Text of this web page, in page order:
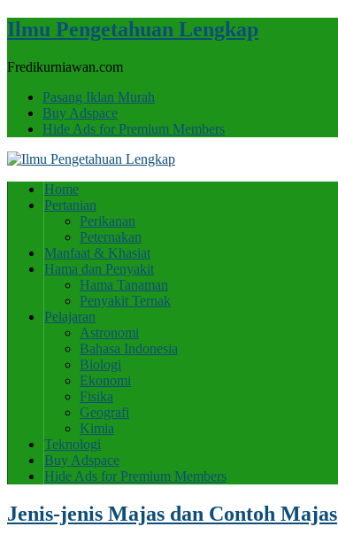
Ilmu Pengetahuan Lengkap
Fredikurniawan.com
Pasang Iklan Murah
Buy Adspace
Hide Ads for Premium Members
Home
Pertanian
Perikanan
Peternakan
Manfaat & Khasiat
Hama dan Penyakit
Hama Tanaman
Penyakit Ternak
Pelajaran
Astronomi
Bahasa Indonesia
Biologi
Ekonomi
Fisika
Geografi
Kimia
Teknologi
Buy Adspace
Hide Ads for Premium Members
Jenis-jenis Majas dan Contoh Majas